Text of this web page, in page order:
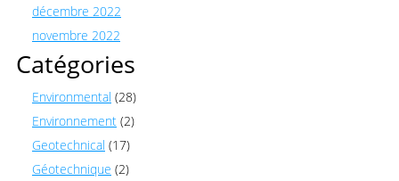
décembre 2022
novembre 2022
Catégories
Environmental (28)
Environnement (2)
Geotechnical (17)
Géotechnique (2)